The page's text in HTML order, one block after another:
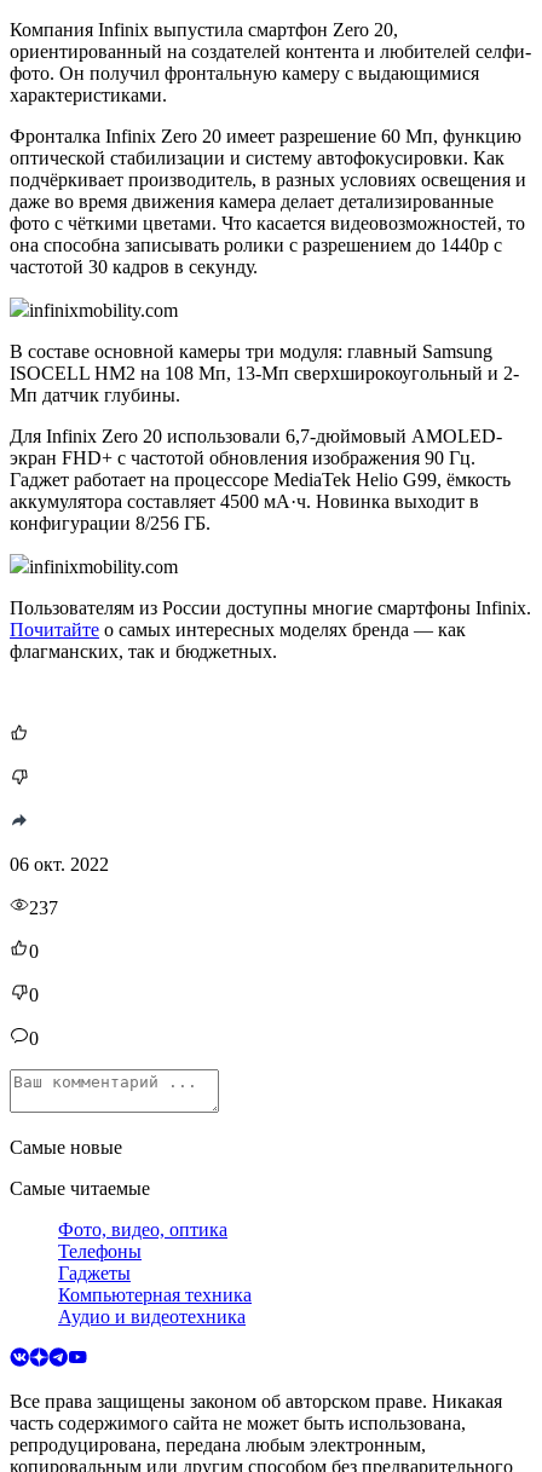
Компания Infinix выпустила смартфон Zero 20,
ориентированный на создателей контента и любителей селфи-
фото. Он получил фронтальную камеру с выдающимися
характеристиками.
Фронталка Infinix Zero 20 имеет разрешение 60 Мп, функцию
оптической стабилизации и систему автофокусировки. Как
подчёркивает производитель, в разных условиях освещения и
даже во время движения камера делает детализированные
фото с чёткими цветами. Что касается видеовозможностей, то
она способна записывать ролики с разрешением до 1440p с
частотой 30 кадров в секунду.
infinixmobility.com
В составе основной камеры три модуля: главный Samsung
ISOCELL HM2 на 108 Мп, 13-Мп сверхширокоугольный и 2-
Мп датчик глубины.
Для Infinix Zero 20 использовали 6,7-дюймовый AMOLED-
экран FHD+ с частотой обновления изображения 90 Гц.
Гаджет работает на процессоре MediaTek Helio G99, ёмкость
аккумулятора составляет 4500 мА·ч. Новинка выходит в
конфигурации 8/256 ГБ.
infinixmobility.com
Пользователям из России доступны многие смартфоны Infinix.
Почитайте о самых интересных моделях бренда — как
флагманских, так и бюджетных.
06 окт. 2022
237
0
0
0
Самые новые
Самые читаемые
Фото, видео, оптика
Телефоны
Гаджеты
Компьютерная техника
Аудио и видеотехника
Все права защищены законом об авторском праве. Никакая
часть содержимого сайта не может быть использована,
репродуцирована, передана любым электронным,
копировальным или другим способом без предварительного